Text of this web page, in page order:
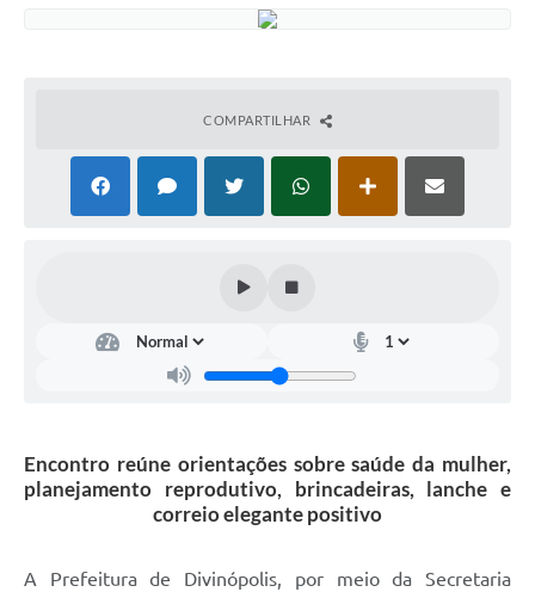
COMPARTILHAR
Encontro reúne orientações sobre saúde da mulher,
planejamento reprodutivo, brincadeiras, lanche e
correio elegante positivo
A Prefeitura de Divinópolis, por meio da Secretaria